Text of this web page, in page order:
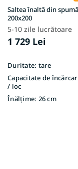
u
s
e
Saltea înaltă din
200x200
5-10 zile lucrătoare
1 729 Lei
Duritate: tare
Capacitate de
/ loc
Înălțime: 26 cm